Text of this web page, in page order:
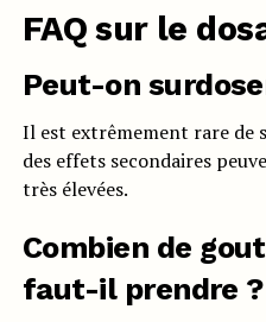
FAQ sur le
Peut-on
Il est extrêmement rare de
des effets secondaires
très élevées.
Combien de
faut-il prendre ?